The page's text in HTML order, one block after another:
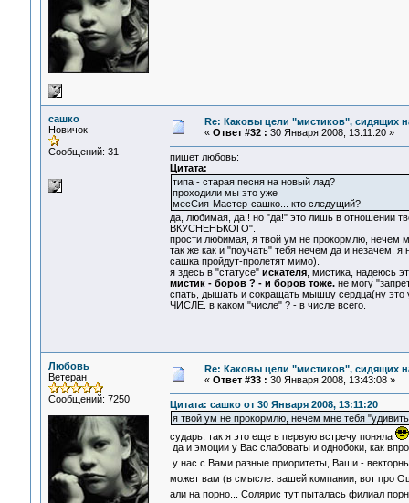
сашко
Новичок
Сообщений: 31
Re: Каковы цели "мистиков", сидящих
« Ответ #32 : 30 Января 2008, 13:11:20 »
пишет любовь:
Цитата:
типа - старая песня на новый лад?
проходили мы это уже
месСия-Мастер-сашко... кто следущий?
да, любимая, да ! но "да!" это лишь в отношении
ВКУСНЕНЬКОГО".
прости любимая, я твой ум не прокормлю, нечем
так же как и "поучать" тебя нечем да и незачем. я
сашка пройдут-пролетят мимо).
я здесь в "статусе" искателя, мистика, надеюсь
мистик - боров ? - и боров тоже.не могу
спать, дышать и сокращать мышцу сердца(ну это
ЧИСЛЕ. в каком "числе" ? - в числе всего.
Любовь
Ветеран
Сообщений: 7250
Re: Каковы цели "мистиков", сидящих
« Ответ #33 : 30 Января 2008, 13:43:08 »
Цитата: сашко от 30 Января 2008, 13:11:20
я твой ум не прокормлю, нечем мне тебя
сударь, так я это еще в первую встречу поняла
да и эмоции у Вас слабоваты и однобоки, как
у нас с Вами разные приоритеты, Ваши -
может вам (в смысле: вашей компании, вот про
али на порно... Солярис тут пыталась филиал